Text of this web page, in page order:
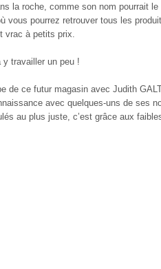
la roche, comme son nom pourrait
vous pourrez retrouver tous les
vrac à petits prix.
travailler un peu !
de ce futur magasin avec Judith
avec quelques-uns de ses
au plus juste, c’est grâce aux